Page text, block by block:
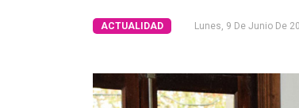
Nosotros
ACTUALIDAD Lunes, 9 De Junio De